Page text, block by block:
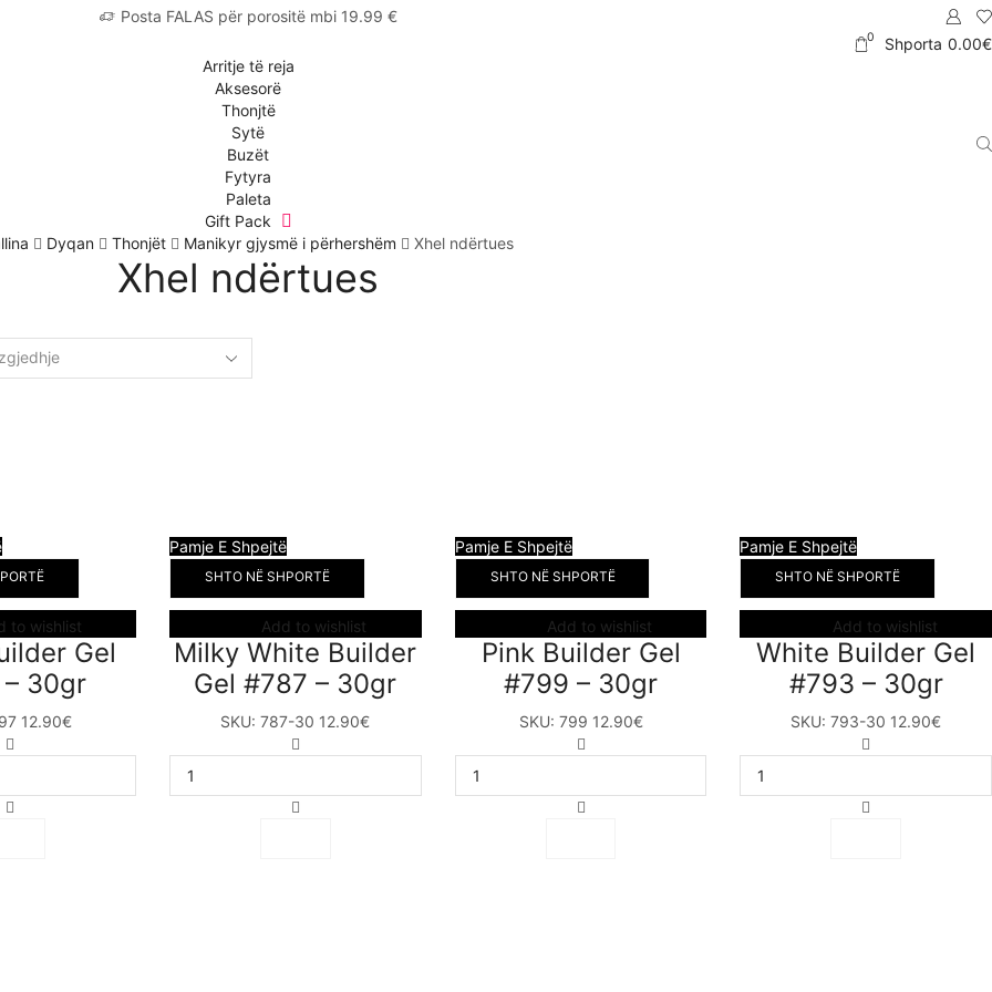
Posta FALAS për porositë mbi 19.99 €
0 Shporta 0.00€
Arritje të reja
Aksesorë
Thonjtë
Sytë
Buzët
Fytyra
Paleta
Gift Pack
Dyqan Thonjët Manikyr gjysmë i përhershëm Xhel ndërtues
Xhel ndërtues
to wishlist
Gel
30gr
12.90€
Pamje E Shpejtë
SHTO NË SHPORTË
Add to wishlist
Milky White Builder
Gel #787 – 30gr
SKU:787-30 12.90€
Milky
Gel
Pamje E Shpejtë
SHTO NË SHPORTË
Add to wishlist
Pink Builder Gel
#799 – 30gr
SKU: 799 12.90€
Pink
#799
Pamje E Shpejtë
SHTO NË SHPORTË
Add to wishlist
White Builder Gel
#793 – 30gr
SKU:793-30 12.90€